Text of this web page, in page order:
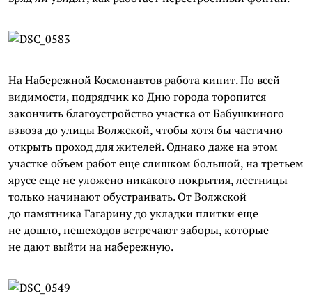
На Набережной Космонавтов работа кипит. По всей
видимости, подрядчик ко Дню города торопится
закончить благоустройство участка от Бабушкиного
взвоза до улицы Волжской, чтобы хотя бы частично
открыть проход для жителей. Однако даже на этом
участке объем работ еще слишком большой, на третьем
ярусе еще не уложено никакого покрытия, лестницы
только начинают обустраивать. От Волжской
до памятника Гагарину до укладки плитки еще
не дошло, пешеходов встречают заборы, которые
не дают выйти на набережную.